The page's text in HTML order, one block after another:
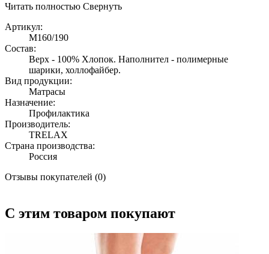
Читать полностью Свернуть
Артикул:
M160/190
Состав:
Верх - 100% Хлопок. Наполнител - полимерные
шарики, холлофайбер.
Вид продукции:
Матрасы
Назначение:
Профилактика
Производитель:
TRELAX
Страна производства:
Россия
Отзывы покупателей (0)
С этим товаром покупают